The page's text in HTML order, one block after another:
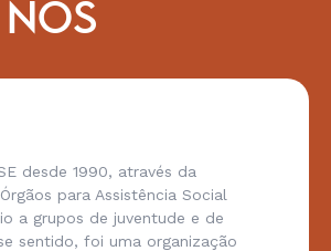
NÓS
desde 1990, através da
para Assistência Social
a grupos de juventude e de
sentido, foi uma organização